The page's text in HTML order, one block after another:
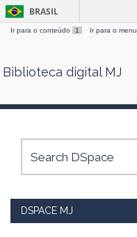
Skip
BRASIL
Ir para o conteúdo 1 Ir para o menu
Biblioteca digital MJ
DSPACE MJ